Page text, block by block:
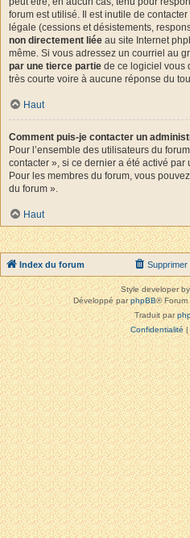
forum est utilisé. Il est inutile de
légale (cessions et désistements,
non directement liée au site Internet
même. Si vous adressez un courriel au
par une tierce partie de ce logiciel vous
très courte voire à aucune réponse du
Haut
Comment puis-je contacter un
Pour l’ensemble des utilisateurs du
contacter », si ce dernier a été activé par
Pour les membres du forum, vous
du forum ».
Haut
Index du forum Supprimer
Style developer
Développé parphpBB® Forum
Traduit par
Confidentialité|